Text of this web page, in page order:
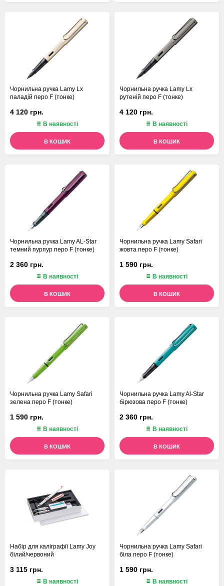
Чорнильна ручка Lamy Lx
паладій перо F (тонке)
4 120 грн.
В наявності
В КОШИК
Чорнильна ручка Lamy Lx
рутеній перо F (тонке)
4 120 грн.
В наявності
В КОШИК
Чорнильна ручка Lamy AL-Star
темний пурпур перо F (тонке)
2 360 грн.
В наявності
В КОШИК
Чорнильна ручка Lamy Safari
жовта перо F (тонке)
1 590 грн.
В наявності
В КОШИК
Чорнильна ручка Lamy Safari
зелена перо F (тонке)
1 590 грн.
В наявності
В КОШИК
Чорнильна ручка Lamy Al-Star
бірюзова перо F (тонке)
2 360 грн.
В наявності
В КОШИК
Набір для каліграфії Lamy Joy
білий/червоний
3 115 грн.
В наявності
Чорнильна ручка Lamy Safari
біла перо F (тонке)
1 590 грн.
В наявності